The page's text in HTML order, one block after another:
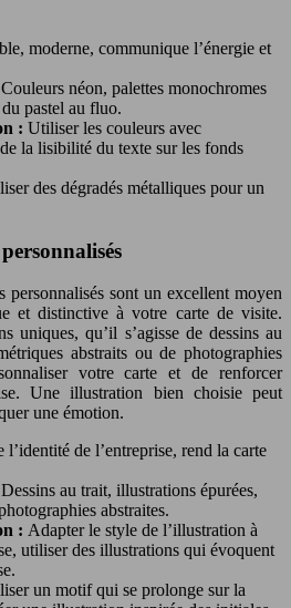
moderne, communique l’énergie et
Couleurs néon, palettes monochromes
pastel au fluo.
: Utiliser les couleurs avec
la lisibilité du texte sur les fonds
des dégradés métalliques pour un
sont un excellent moyen
et distinctive à votre carte de visite.
uniques, qu’il s’agisse de dessins au
abstraits ou de photographies
votre carte et de renforcer
Une illustration bien choisie peut
une émotion.
l’identité de l’entreprise, rend la carte
Dessins au trait, illustrations épurées,
abstraites.
: Adapter le style de l’illustration à
utiliser des illustrations qui évoquent
un motif qui se prolonge sur la